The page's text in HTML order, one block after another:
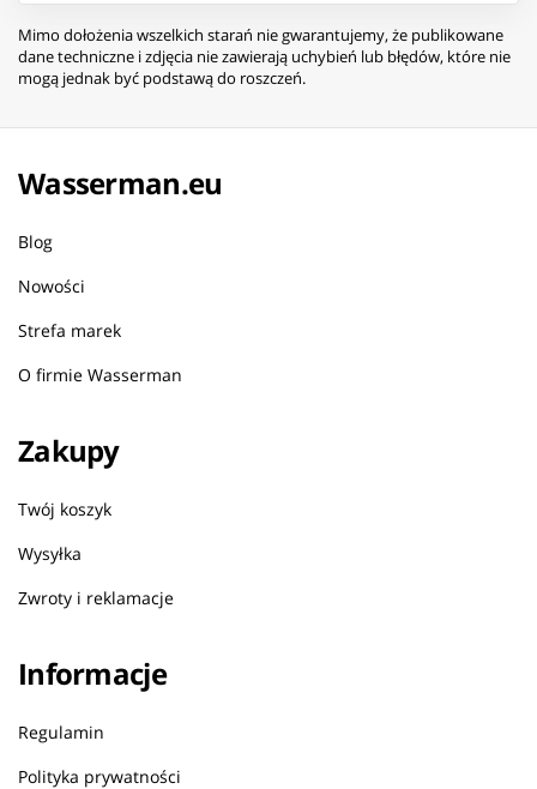
Mimo dołożenia wszelkich starań nie gwarantujemy, że publikowane
dane techniczne i zdjęcia nie zawierają uchybień lub błędów, które nie
mogą jednak być podstawą do roszczeń.
Wasserman.eu
Blog
Nowości
Strefa marek
O firmie Wasserman
Zakupy
Twój koszyk
Wysyłka
Zwroty i reklamacje
Informacje
Regulamin
Polityka prywatności